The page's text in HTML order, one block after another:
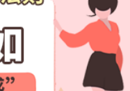
18分钟前
询，已获得专属情感方案
53分钟前
页面咨询，已获得专属情感方